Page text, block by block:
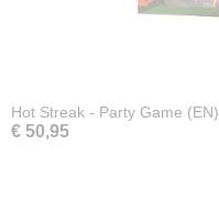
Hot Streak - Party Game (EN)
€ 50,95